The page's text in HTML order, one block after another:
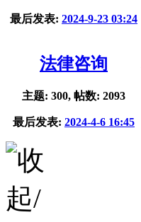
最后发表: 2024-9-23 03:24
法律咨询
主题: 300, 帖数: 2093
最后发表: 2024-4-6 16:45